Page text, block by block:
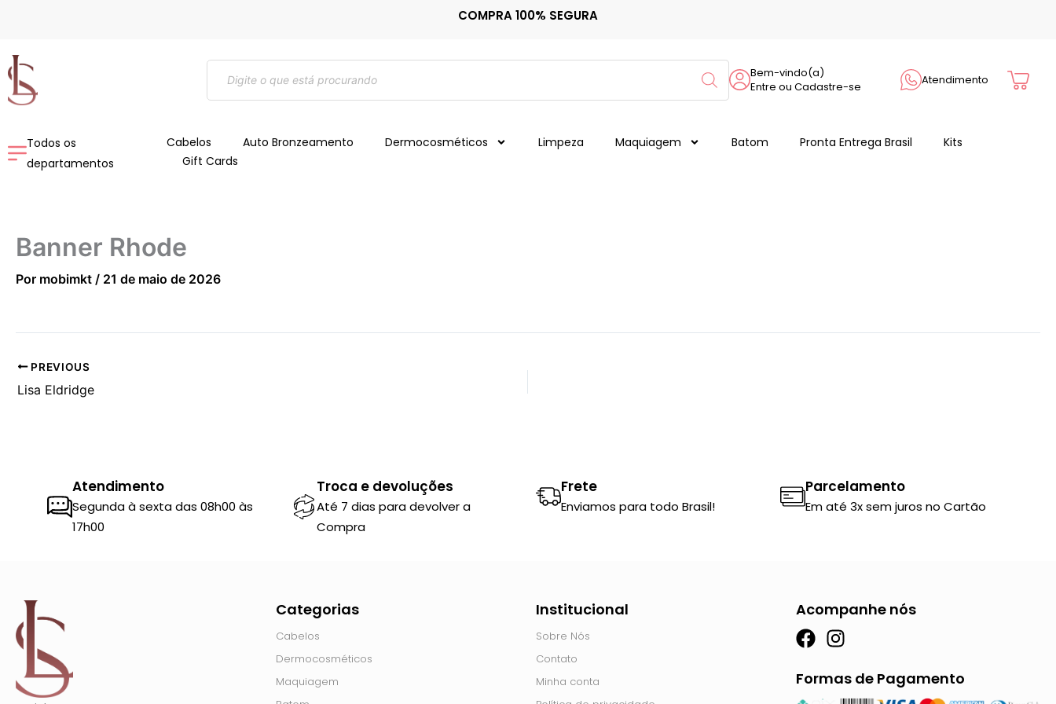
conteúdo
COMPRA 100% SEGURA
Pesquisar
produtos
Bem-vindo(a)
Entre ou Cadastre-se
Atendimento Cart
Todos os
departamentos
Cabelos Auto Bronzeamento Dermocosméticos Limpeza Maquiagem Batom Pronta Entrega Brasil
Kits
Gift Cards
Banner Rhode
Por mobimkt / 21 de maio de 2026
PREVIOUS
Lisa Eldridge
Atendimento
Segunda à sexta das 08h00 às
17h00
Troca e devoluções
Até 7 dias para devolver a
Compra
Frete
Enviamos para todo Brasil!
Parcelamento
Em até 3x sem juros no Cartão
Categorias
Cabelos
Dermocosméticos
Maquiagem
Institucional
Sobre Nós
Contato
Minha conta
Acompanhe nós
F
c
e
I
s
t
Formas de Pagamento